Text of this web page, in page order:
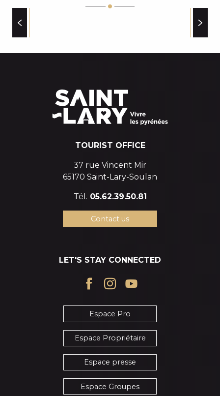
LE GOULET SPORTS
MAISON DU GATEAU A LA BROCHE
CAMILLE.R - ATELIER CRÉATIF - ARTISAN D'ART -
EVOLUTION 2 "OUTDOOR SPECIALIST" LA
TOURIST OFFICE
37 rue Vincent Mir
65170 Saint-Lary-Soulan
Tél. 05.62.39.50.81
Contact us
LET'S STAY CONNECTED
Espace Pro
Espace Propriétaire
Espace presse
Espace Groupes